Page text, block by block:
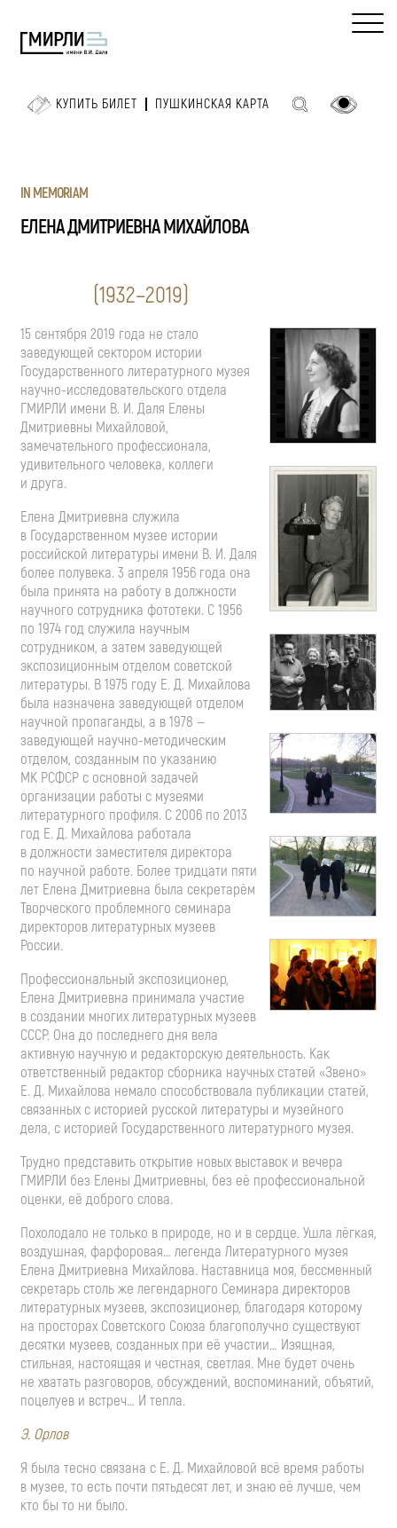
КУПИТЬ БИЛЕТ ПУШКИНСКАЯ КАРТА
IN MEMORIAM
ЕЛЕНА ДМИТРИЕВНА МИХАЙЛОВА
(1932–2019)
15 сентября 2019 года не стало
заведующей сектором истории
Государственного литературного музея
научно-исследовательского отдела
ГМИРЛИ имени В. И. Даля Елены
Дмитриевны Михайловой,
замечательного профессионала,
удивительного человека, коллеги
и друга.
Елена Дмитриевна служила
в Государственном музее истории
российской литературы имени В. И. Даля
более полувека. 3 апреля 1956 года она
была принята на работу в должности
научного сотрудника фототеки. С 1956
по 1974 год служила научным
сотрудником, а затем заведующей
экспозиционным отделом советской
литературы. В 1975 году Е. Д. Михайлова
была назначена заведующей отделом
научной пропаганды, а в 1978 —
заведующей научно-методическим
отделом, созданным по указанию
МК РСФСР с основной задачей
организации работы с музеями
литературного профиля. С 2006 по 2013
год Е. Д. Михайлова работала
в должности заместителя директора
по научной работе. Более тридцати пяти
лет Елена Дмитриевна была секретарём
Творческого проблемного семинара
директоров литературных музеев
России.
Профессиональный экспозиционер,
Елена Дмитриевна принимала участие
в создании многих литературных музеев
СССР. Она до последнего дня вела
активную научную и редакторскую деятельность. Как
ответственный редактор сборника научных статей «Звено»
Е. Д. Михайлова немало способствовала публикации статей,
связанных с историей русской литературы и музейного
дела, с историей Государственного литературного музея.
Трудно представить открытие новых выставок и вечера
ГМИРЛИ без Елены Дмитриевны, без её профессиональной
оценки, её доброго слова.
Похолодало не только в природе, но и в сердце. Ушла лёгкая,
воздушная, фарфоровая… легенда Литературного музея
Елена Дмитриевна Михайлова. Наставница моя, бессменный
секретарь столь же легендарного Семинара директоров
литературных музеев, экспозиционер, благодаря которому
на просторах Советского Союза благополучно существуют
десятки музеев, созданных при её участии… Изящная,
стильная, настоящая и честная, светлая. Мне будет очень
не хватать разговоров, обсуждений, воспоминаний, объятий,
поцелуев и встреч… И тепла.
Э. Орлов
Я была тесно связана с Е. Д. Михайловой всё время работы
в музее, то есть почти пятьдесят лет, и знаю её лучше, чем
кто бы то ни было.